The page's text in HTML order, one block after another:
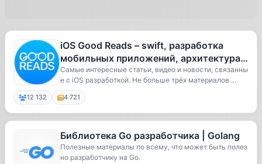
iOS Good Reads – swift, разработка
мобильных приложений, архитектура,
блокчейн, VR, AR, карьера, IT
Самые интересные статьи, видео и новости, связанны
е с iOS разработкой. Не больше трёх материалов ...
12 132 4 721
Библиотека Go разработчика | Golang
Полезные материалы по всему, что может быть полез
но разработчику на Go.